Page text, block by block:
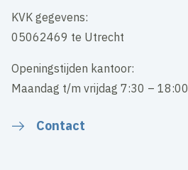
KVK gegevens:
05062469 te Utrecht
Openingstijden kantoor:
Maandag t/m vrijdag 7:30 – 18:00
Contact